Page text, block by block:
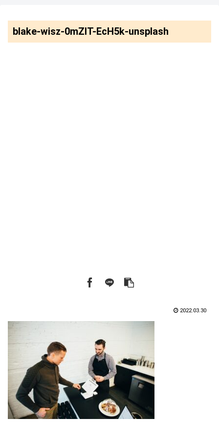
blake-wisz-0mZIT-EcH5k-unsplash
2022.03.30